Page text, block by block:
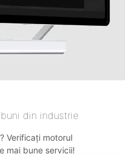
din industrie
Verificați motorul
mai bune servicii!